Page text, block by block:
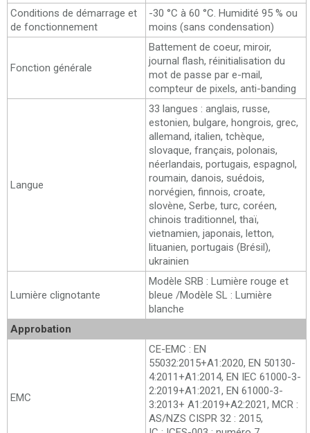
Conditions de démarrage et
de fonctionnement
-30 °C à 60 °C. Humidité 95 % ou
moins (sans condensation)
Fonction générale
Battement de coeur, miroir,
journal flash, réinitialisation du
mot de passe par e-mail,
compteur de pixels, anti-banding
Langue
33 langues : anglais, russe,
estonien, bulgare, hongrois, grec,
allemand, italien, tchèque,
slovaque, français, polonais,
néerlandais, portugais, espagnol,
roumain, danois, suédois,
norvégien, finnois, croate,
slovène, Serbe, turc, coréen,
chinois traditionnel, thaï,
vietnamien, japonais, letton,
lituanien, portugais (Brésil),
ukrainien
Lumière clignotante
Modèle SRB : Lumière rouge et
bleue /Modèle SL : Lumière
blanche
Approbation
EMC
CE-EMC : EN
55032:2015+A1:2020, EN 50130-
4:2011+A1:2014, EN IEC 61000-3-
2:2019+A1:2021, EN 61000-3-
3:2013+ A1:2019+A2:2021, MCR :
AS/NZS CISPR 32 : 2015,